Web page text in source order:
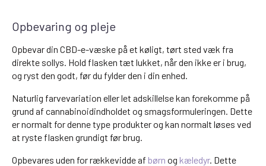
Opbevaring og pleje
Opbevar din CBD-e-væske på et køligt, tørt sted væk fra
direkte sollys. Hold flasken tæt lukket, når den ikke er i brug,
og ryst den godt, før du fylder den i din enhed.
Naturlig farvevariation eller let adskillelse kan forekomme på
grund af cannabinoidindholdet og smagsformuleringen. Dette
er normalt for denne type produkter og kan normalt løses ved
at ryste flasken grundigt før brug.
Opbevares uden for rækkevidde af børn og kæledyr. Dette